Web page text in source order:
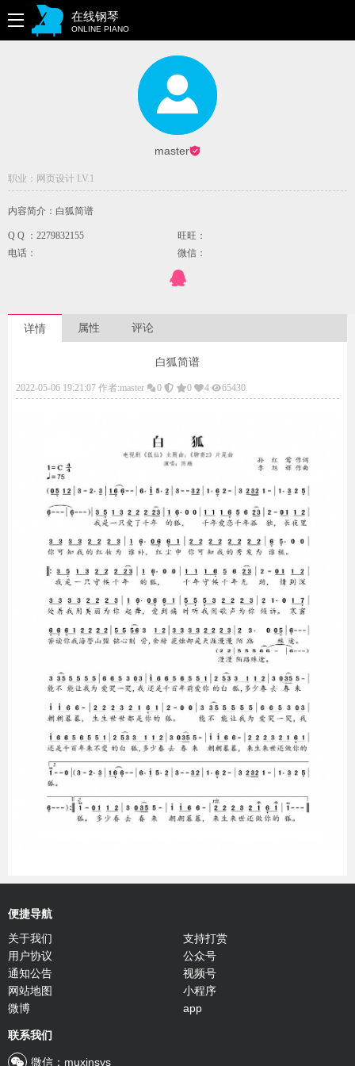
在线钢琴
ONLINE PIANO
master
职业：网页设计 LV.1
内容简介：白狐简谱
Q Q ：2279832155
旺旺：
电话：
微信：
详情 属性 评论
白狐简谱
2022-05-06 19:21:07 作者:master 0 0 4 65430
便捷导航
关于我们
用户协议
通知公告
网站地图
微博
支持打赏
公众号
视频号
小程序
app
联系我们
微信：muxinsys